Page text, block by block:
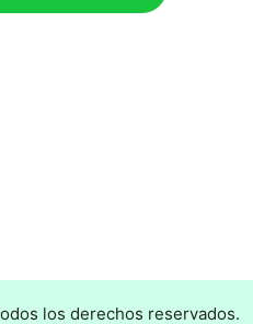
los derechos reservados.